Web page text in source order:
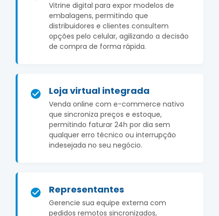
Vitrine digital para expor modelos de
embalagens, permitindo que
distribuidores e clientes consultem
opções pelo celular, agilizando a decisão
de compra de forma rápida.
Loja virtual integrada
Venda online com e-commerce nativo
que sincroniza preços e estoque,
permitindo faturar 24h por dia sem
qualquer erro técnico ou interrupção
indesejada no seu negócio.
Representantes
Gerencie sua equipe externa com
pedidos remotos sincronizados,